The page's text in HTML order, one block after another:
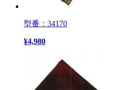
型番：34170
¥4,980